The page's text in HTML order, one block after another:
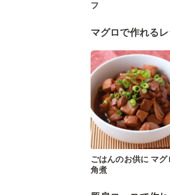
フ
マグロで作れる
ごはんのお供に マグ
角煮